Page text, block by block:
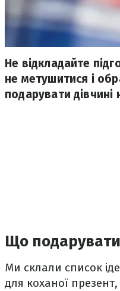
Не відкладайте
не метушитися і
подарувати дівчині
Що подарувати
Ми склали список
для коханої